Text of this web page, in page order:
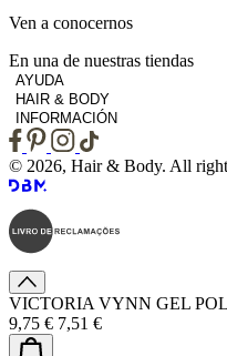
Ven a conocernos
En una de nuestras tiendas
AYUDA
HAIR & BODY
INFORMACIÓN
© 2026, Hair & Body. All
VICTORIA VYNN GEL
9,75 € 7,51 €